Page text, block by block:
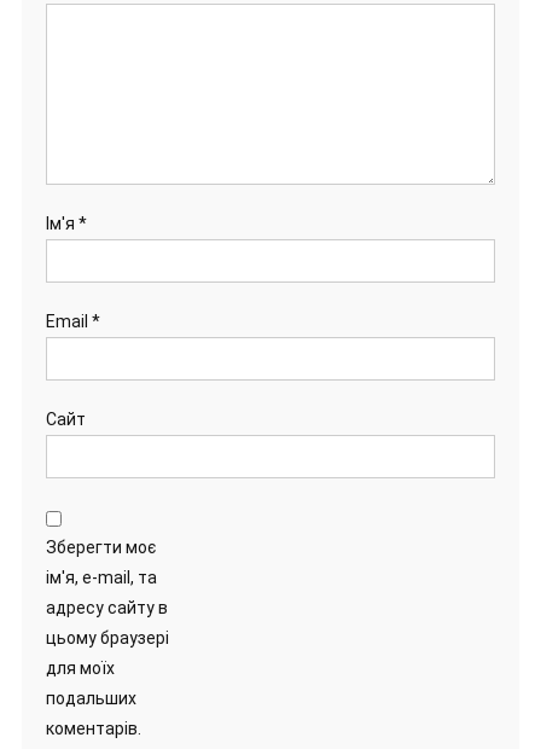
Ім'я *
Email *
Сайт
Зберегти моє
ім'я, e-mail, та
адресу сайту в
цьому браузері
для моїх
подальших
коментарів.